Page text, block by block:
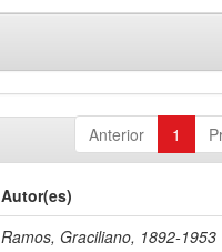
Anterior 1
Autor(es)
Ramos, Graciliano, 1892-1953